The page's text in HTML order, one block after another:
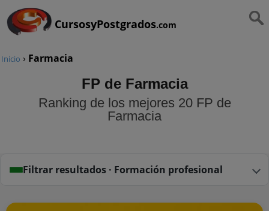
CursosyPostgrados.com
Inicio › Farmacia
FP de Farmacia
Ranking de los mejores 20 FP de
Farmacia
Filtrar resultados · Formación profesional